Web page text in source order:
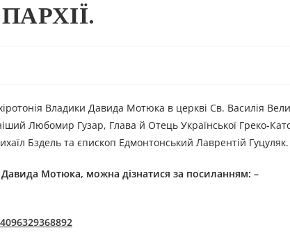
Владики Давида Мотюка в церкві Св. Василія
Любомир Гузар, Глава й Отець Української Греко-
Бздель та єпископ Едмонтонський Лаврентій Гуцуляк.
Давида Мотюка, можна дізнатися за посиланням: –